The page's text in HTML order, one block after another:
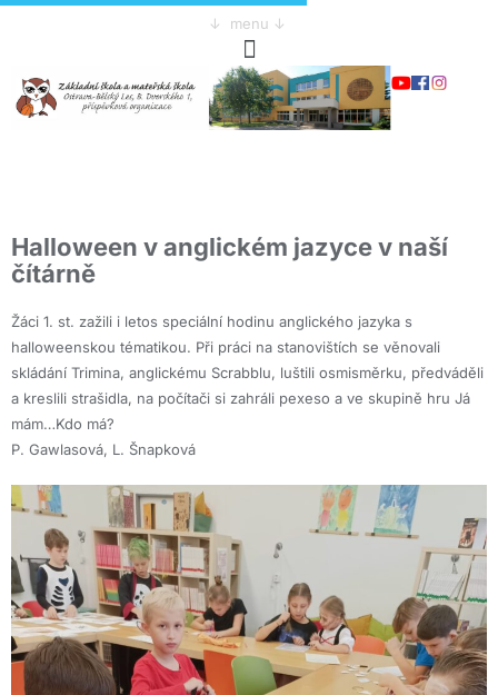
↓ menu ↓
Halloween v anglickém jazyce v naší
čítárně
Žáci 1. st. zažili i letos speciální hodinu anglického jazyka s
halloweenskou tématikou. Při práci na stanovištích se věnovali
skládání Trimina, anglickému Scrabblu, luštili osmisměrku, předváděli
a kreslili strašidla, na počítači si zahráli pexeso a ve skupině hru Já
mám…Kdo má?
P. Gawlasová, L. Šnapková